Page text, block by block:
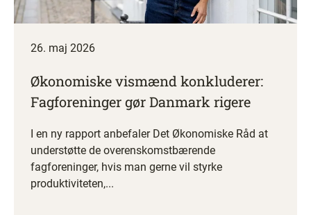
26. maj 2026
Økonomiske vismænd konkluderer:
Fagforeninger gør Danmark rigere
I en ny rapport anbefaler Det Økonomiske Råd at
understøtte de overenskomstbærende
fagforeninger, hvis man gerne vil styrke
produktiviteten,...